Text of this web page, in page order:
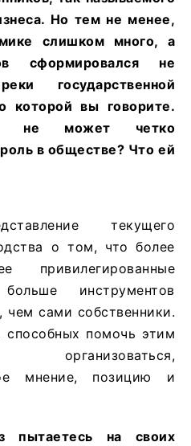
Но тем не менее,
слишком много, а
сформировался не
государственной
которой вы говорите.
не может четко
в обществе? Что ей
текущего
о том, что более
привилегированные
инструментов
чем сами собственники.
способных помочь этим
мнение, позицию и
на своих